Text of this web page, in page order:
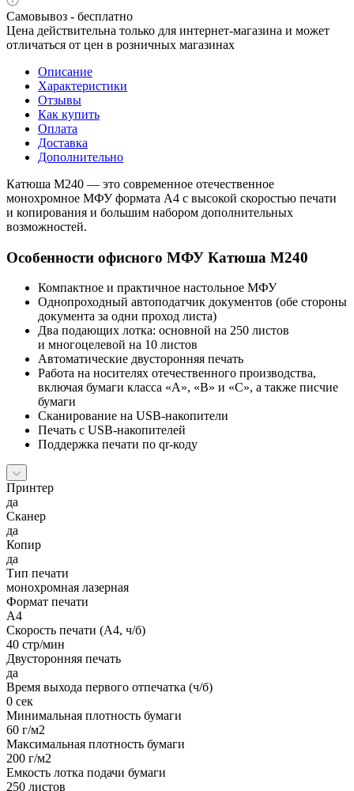
Самовывоз - бесплатно
Цена действительна только для интернет-магазина и может
отличаться от цен в розничных магазинах
Описание
Характеристики
Отзывы
Как купить
Оплата
Доставка
Дополнительно
Катюша М240 — это современное отечественное
монохромное МФУ формата А4 с высокой скоростью печати
и копирования и большим набором дополнительных
возможностей.
Особенности офисного МФУ Катюша М240
Компактное и практичное настольное МФУ
Однопроходный автоподатчик документов (обе стороны
документа за одни проход листа)
Два подающих лотка: основной на 250 листов
и многоцелевой на 10 листов
Автоматические двусторонняя печать
Работа на носителях отечественного производства,
включая бумаги класса «А», «B» и «С», а также писчие
бумаги
Сканирование на USB-накопители
Печать с USB-накопителей
Поддержка печати по qr-коду
Принтер
да
Сканер
да
Копир
да
Тип печати
монохромная лазерная
Формат печати
A4
Скорость печати (А4, ч/б)
40 стр/мин
Двусторонняя печать
да
Время выхода первого отпечатка (ч/б)
0 сек
Минимальная плотность бумаги
60 г/м2
Максимальная плотность бумаги
200 г/м2
Емкость лотка подачи бумаги
250 листов